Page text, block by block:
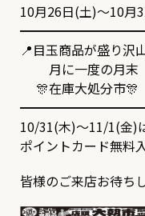
10月26日(土)～10月
📍目玉商品が盛り沢
月に一度の月末
🎊在庫大処分市🎊
10/31(木)～11/1(金)
ポイントカード無料
皆様のご来店お待ち